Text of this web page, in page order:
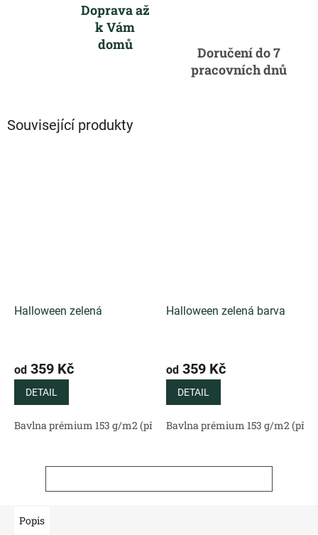
Doprava až
k Vám
domů
Doručení do 7
pracovních dnů
Související produkty
Halloween zelená
od 359 Kč
DETAIL
Bavlna prémium 153 g/m2 (přírodní) Bavlněný satén 130 g/
Halloween zelená barva
od 359 Kč
DETAIL
Bavlna prémium 153 g/m2
Popis